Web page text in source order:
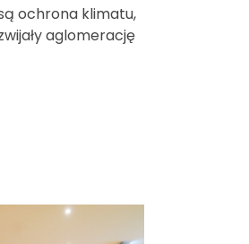
ochrona klimatu,
aglomerację